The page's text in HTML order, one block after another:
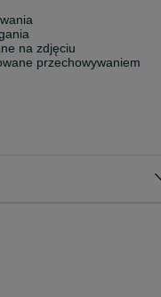
na zdjęciu
przechowywaniem